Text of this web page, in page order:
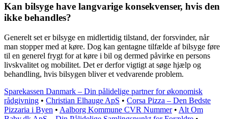
Kan bilsyge have langvarige konsekvenser, hvis den
ikke behandles?
Generelt set er bilsyge en midlertidig tilstand, der forsvinder, når
man stopper med at køre. Dog kan gentagne tilfælde af bilsyge føre
til en generel frygt for at køre i bil og dermed påvirke en persons
livskvalitet og mobilitet. Det er derfor vigtigt at søge hjælp og
behandling, hvis bilsygen bliver et vedvarende problem.
Sparekassen Danmark – Din pålidelige partner for økonomisk
rådgivning • Christian Elhauge ApS • Corsa Pizza – Den Bedste
Pizzaria i Byen • Aalborg Kommune CVR Nummer• Alt Om